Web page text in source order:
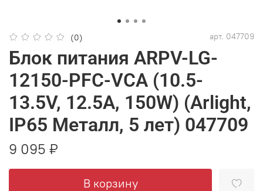
(0) арт. 047709
Блок питания ARPV-LG-
12150-PFC-VCA (10.5-
13.5V, 12.5A, 150W) (Arlight,
IP65 Металл, 5 лет) 047709
9 095 ₽
В корзину